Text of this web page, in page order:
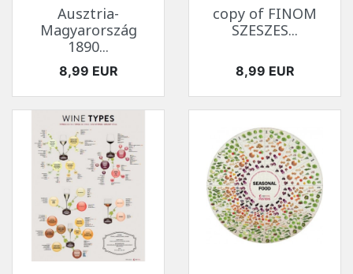
Ausztria-
Magyarország
1890...
Ár
8,99 EUR
copy of FINOM
SZESZES...
Ár
8,99 EUR